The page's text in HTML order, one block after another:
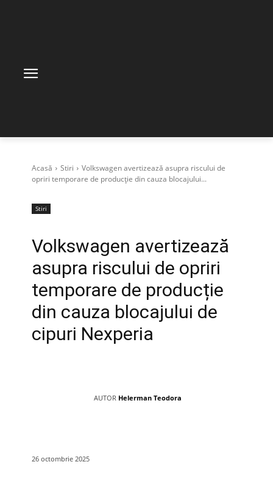
Acasă Stiri
Volkswagen avertizează asupra riscului de
opriri temporare de producție din cauza blocajului...
Stiri
Volkswagen avertizează
asupra riscului de opriri
temporare de producție
din cauza blocajului de
cipuri Nexperia
AUTOR Helerman Teodora
26 octombrie 2025